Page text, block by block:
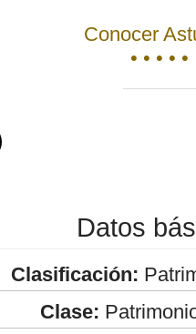
Conocer
• • • • •
Datos
Clasificación:
Clase: